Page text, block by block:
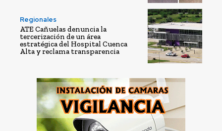
Regionales
ATE Cañuelas denuncia la
tercerización de un área
estratégica del Hospital Cuenca
Alta y reclama transparencia